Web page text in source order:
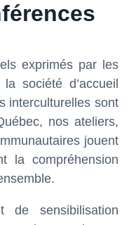
exprimés par les
société d’accueil
interculturelles sont
nos ateliers,
jouent
la compréhension
de sensibilisation